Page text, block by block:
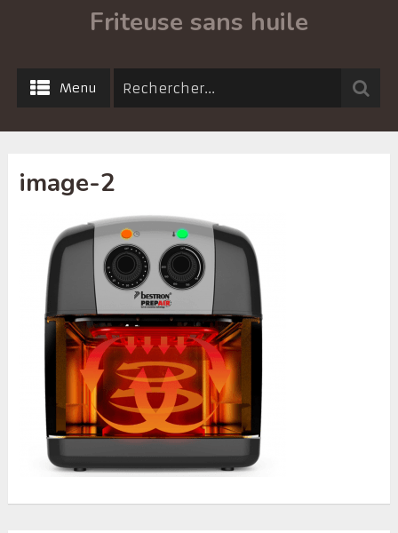
Friteuse sans huile
Menu
image-2